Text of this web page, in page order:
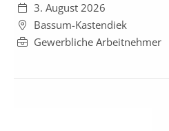
3. August 2026
Bassum-Kastendiek
Gewerbliche Arbeitnehmer